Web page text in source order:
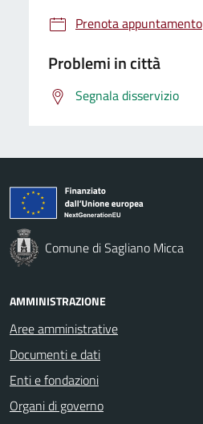
Prenota appuntamento
Problemi in città
Segnala disservizio
Comune di Sagliano Micca
AMMINISTRAZIONE
Aree amministrative
Documenti e dati
Enti e fondazioni
Organi di governo